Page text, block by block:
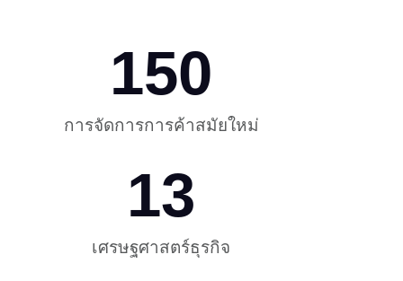
การจัดการการค้าสมัยใหม่
150
เศรษฐศาสตร์ธุรกิจ
13